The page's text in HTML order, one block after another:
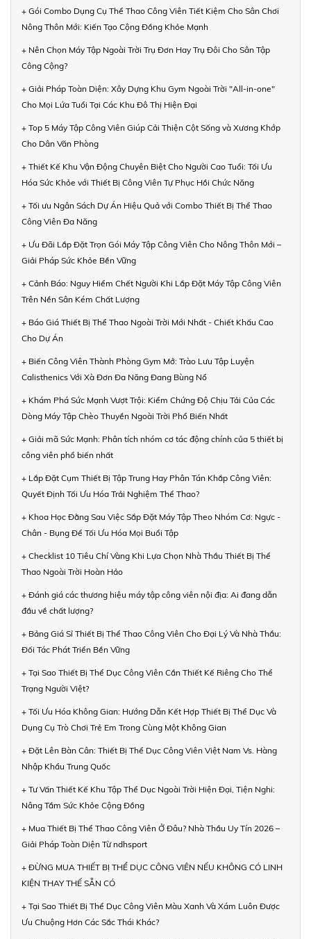
+ Gói Combo Dụng Cụ Thể Thao Công Viên Tiết Kiệm Cho Sân Chơi
Nông Thôn Mới: Kiến Tạo Cộng Đồng Khỏe Mạnh
+ Nên Chọn Máy Tập Ngoài Trời Trụ Đơn Hay Trụ Đôi Cho Sân Tập
Công Cộng?
+ Giải Pháp Toàn Diện: Xây Dựng Khu Gym Ngoài Trời "All-in-one"
Cho Mọi Lứa Tuổi Tại Các Khu Đô Thị Hiện Đại
+ Top 5 Máy Tập Công Viên Giúp Cải Thiện Cột Sống và Xương Khớp
Cho Dân Văn Phòng
+ Thiết Kế Khu Vận Động Chuyên Biệt Cho Người Cao Tuổi: Tối Ưu
Hóa Sức Khỏe với Thiết Bị Công Viên Tự Phục Hồi Chức Năng
+ Tối ưu Ngân Sách Dự Án Hiệu Quả với Combo Thiết Bị Thể Thao
Công Viên Đa Năng
+ Ưu Đãi Lắp Đặt Trọn Gói Máy Tập Công Viên Cho Nông Thôn Mới –
Giải Pháp Sức Khỏe Bền Vững
+ Cảnh Báo: Nguy Hiểm Chết Người Khi Lắp Đặt Máy Tập Công Viên
Trên Nền Sân Kém Chất Lượng
+ Báo Giá Thiết Bị Thể Thao Ngoài Trời Mới Nhất - Chiết Khấu Cao
Cho Dự Án
+ Biến Công Viên Thành Phòng Gym Mở: Trào Lưu Tập Luyện
Calisthenics Với Xà Đơn Đa Năng Đang Bùng Nổ
+ Khám Phá Sức Mạnh Vượt Trội: Kiểm Chứng Độ Chịu Tải Của Các
Dòng Máy Tập Chèo Thuyền Ngoài Trời Phổ Biến Nhất
+ Giải mã Sức Mạnh: Phân tích nhóm cơ tác động chính của 5 thiết bị
công viên phổ biến nhất
+ Lắp Đặt Cụm Thiết Bị Tập Trung Hay Phân Tán Khắp Công Viên:
Quyết Định Tối Ưu Hóa Trải Nghiệm Thể Thao?
+ Khoa Học Đằng Sau Việc Sắp Đặt Máy Tập Theo Nhóm Cơ: Ngực -
Chân - Bụng Để Tối Ưu Hóa Mọi Buổi Tập
+ Checklist 10 Tiêu Chí Vàng Khi Lựa Chọn Nhà Thầu Thiết Bị Thể
Thao Ngoài Trời Hoàn Hảo
+ Đánh giá các thương hiệu máy tập công viên nội địa: Ai đang dẫn
đầu về chất lượng?
+ Bảng Giá Sỉ Thiết Bị Thể Thao Công Viên Cho Đại Lý Và Nhà Thầu:
Đối Tác Phát Triển Bền Vững
+ Tại Sao Thiết Bị Thể Dục Công Viên Cần Thiết Kế Riêng Cho Thể
Trạng Người Việt?
+ Tối Ưu Hóa Không Gian: Hướng Dẫn Kết Hợp Thiết Bị Thể Dục Và
Dụng Cụ Trò Chơi Trẻ Em Trong Cùng Một Không Gian
+ Đặt Lên Bàn Cân: Thiết Bị Thể Dục Công Viên Việt Nam Vs. Hàng
Nhập Khẩu Trung Quốc
+ Tư Vấn Thiết Kế Khu Tập Thể Dục Ngoài Trời Hiện Đại, Tiện Nghi:
Nâng Tầm Sức Khỏe Cộng Đồng
+ Mua Thiết Bị Thể Thao Công Viên Ở Đâu? Nhà Thầu Uy Tín 2026 –
Giải Pháp Toàn Diện Từ ndhsport
+ ĐỪNG MUA THIẾT BỊ THỂ DỤC CÔNG VIÊN NẾU KHÔNG CÓ LINH
KIỆN THAY THẾ SẴN CÓ
+ Tại Sao Thiết Bị Thể Dục Công Viên Màu Xanh Và Xám Luôn Được
Ưu Chuộng Hơn Các Sắc Thái Khác?